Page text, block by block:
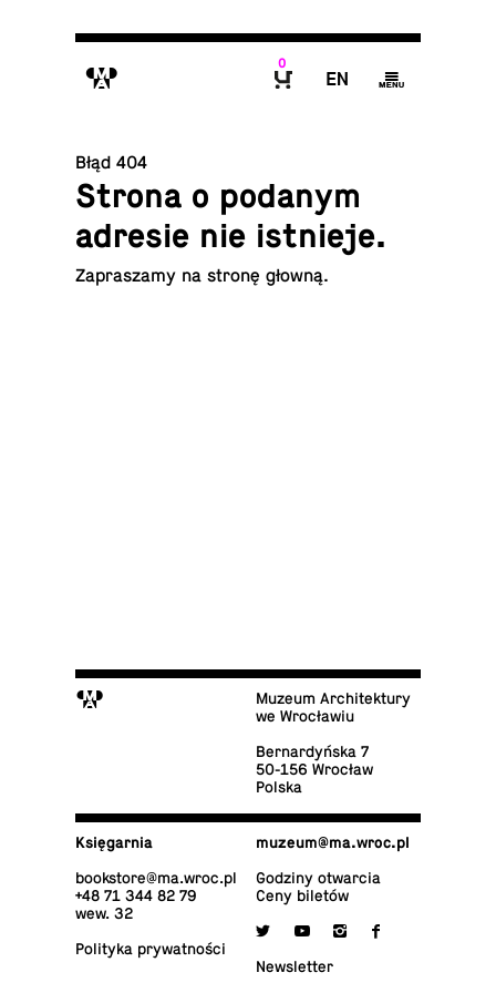
M
0
E g
Błąd 404
Strona o podanym
adresie nie istnieje.
Za­pra­sza­my na stronę głowną.
M
Muzeum Architektury
we Wrocławiu
Ber­nar­dyń­ska 7
50-156 Wrocław
Polska
Księ­gar­nia
bo­ok­sto­re@​ma.​wroc.​pl
+48 71 344 82 79
wew. 32
Po­li­ty­ka prywatności
muzeum@​ma.​wroc.​pl
Godziny otwarcia
Ceny biletów
 y i f
New­slet­ter